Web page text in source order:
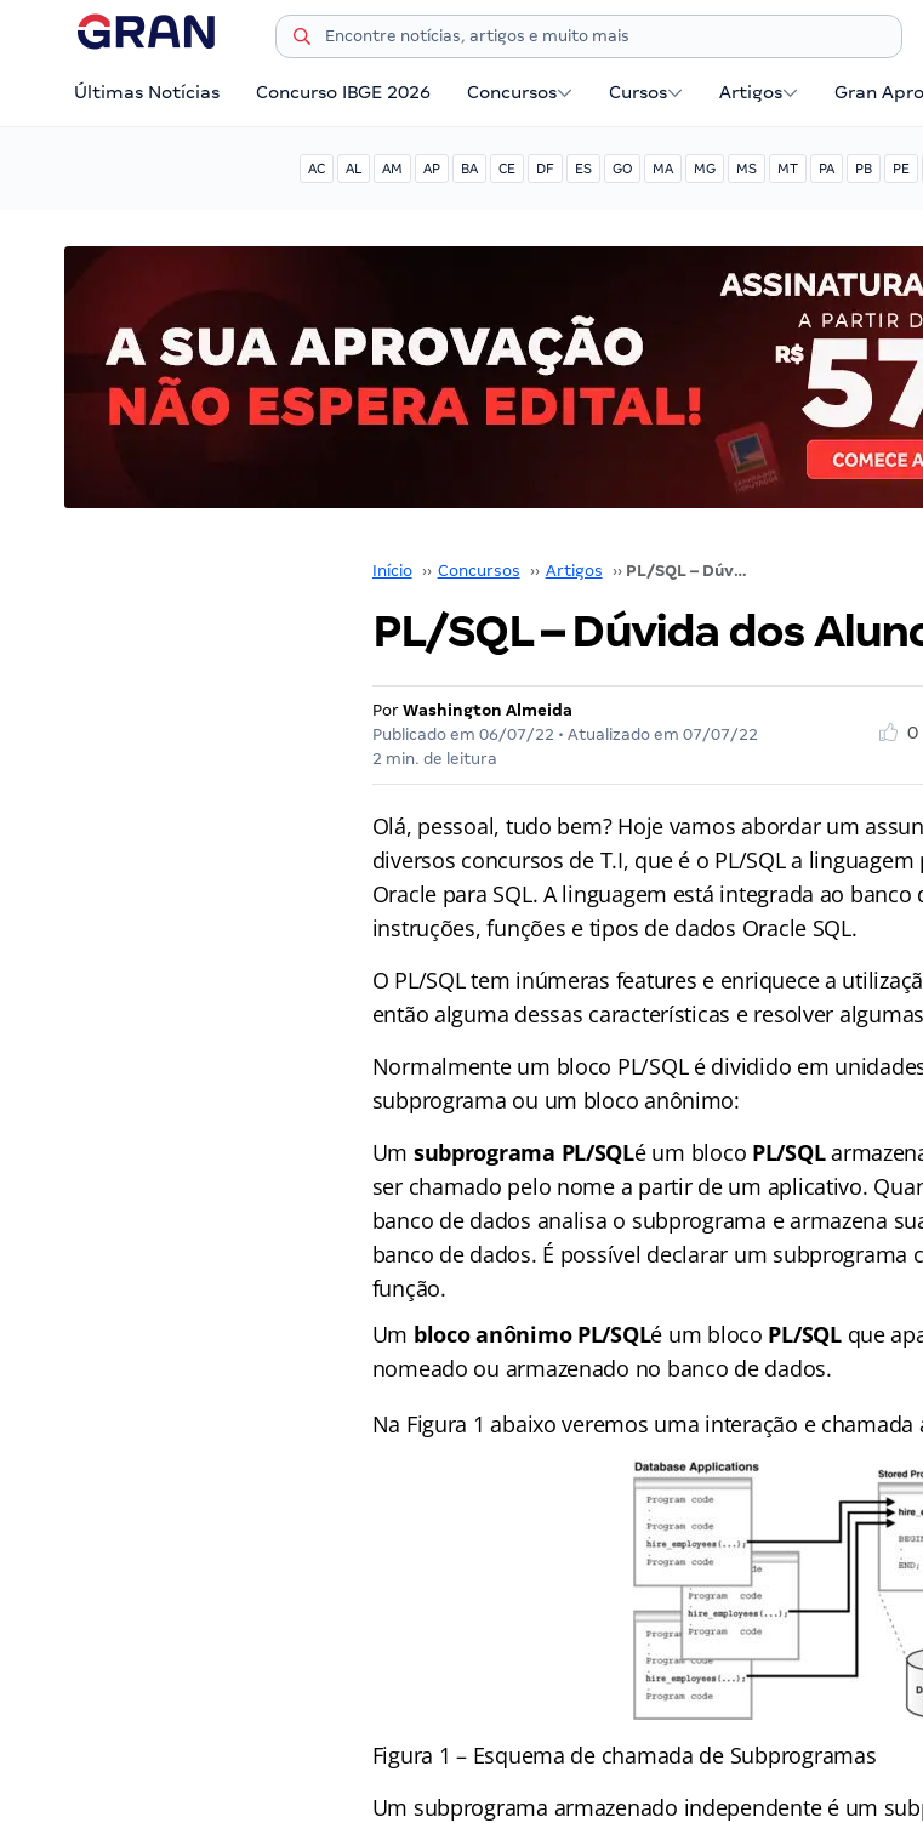
Últimas Notícias Concurso IBGE 2026 Concursos Cursos Artigos Gran
AC AL AM AP BA CE DF ES GO MA MG MS MT PA PB PE
Início ›› Concursos ›› Artigos ›› PL/SQL – Dúvida dos Alunos!
PL/SQL – Dúvida dos
Por Washington Almeida
Publicado em 06/07/22 • Atualizado em 07/07/22
2 min. de leitura
0
Olá, pessoal, tudo bem? Hoje vamos abordar um
diversos concursos de T.I, que é o PL/SQL a
Oracle para SQL. A linguagem está integrada ao
instruções, funções e tipos de dados Oracle SQL.
O PL/SQL tem inúmeras features e enriquece a
então alguma dessas características e resolver
Normalmente um bloco PL/SQL é dividido em
subprograma ou um bloco anônimo:
Um subprograma PL/SQLé um bloco PL/SQL
ser chamado pelo nome a partir de um aplicativo.
banco de dados analisa o subprograma e armazena
banco de dados. É possível declarar um
função.
Um bloco anônimo PL/SQLé um bloco PL/SQLque
nomeado ou armazenado no banco de dados.
Na Figura 1 abaixo veremos uma interação e chamada
Figura 1 – Esquema de chamada de Subprogramas
Um subprograma armazenado independente é um